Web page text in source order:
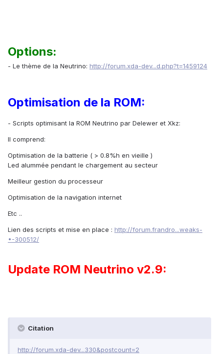
Options:
- Le thème de la Neutrino: http://forum.xda-dev...d.php?t=1459124
Optimisation de la ROM:
- Scripts optimisant la ROM Neutrino par Delewer et Xkz:
Il comprend:
Optimisation de la batterie ( > 0.8%h en vieille )
Led alummée pendant le chargement au secteur
Meilleur gestion du processeur
Optimisation de la navigation internet
Etc ..
Lien des scripts et mise en place : http://forum.frandro...weaks-
•-300512/
Update ROM Neutrino v2.9:
Citation
http://forum.xda-dev...330&postcount=2